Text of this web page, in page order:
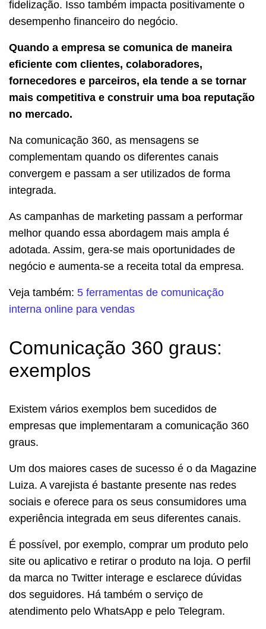
fidelização. Isso também impacta positivamente o
desempenho financeiro do negócio.
Quando a empresa se comunica de maneira
eficiente com clientes, colaboradores,
fornecedores e parceiros, ela tende a se tornar
mais competitiva e construir uma boa reputação
no mercado.
Na comunicação 360, as mensagens se
complementam quando os diferentes canais
convergem e passam a ser utilizados de forma
integrada.
As campanhas de marketing passam a performar
melhor quando essa abordagem mais ampla é
adotada. Assim, gera-se mais oportunidades de
negócio e aumenta-se a receita total da empresa.
Veja também: 5 ferramentas de comunicação
interna online para vendas
Comunicação 360 graus:
exemplos
Existem vários exemplos bem sucedidos de
empresas que implementaram a comunicação 360
graus.
Um dos maiores cases de sucesso é o da Magazine
Luiza. A varejista é bastante presente nas redes
sociais e oferece para os seus consumidores uma
experiência integrada em seus diferentes canais.
É possível, por exemplo, comprar um produto pelo
site ou aplicativo e retirar o produto na loja. O perfil
da marca no Twitter interage e esclarece dúvidas
dos seguidores. Há também o serviço de
atendimento pelo WhatsApp e pelo Telegram.